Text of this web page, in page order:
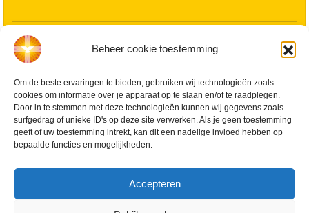
Beheer cookie toestemming
Om de beste ervaringen te bieden, gebruiken wij technologieën zoals
cookies om informatie over je apparaat op te slaan en/of te raadplegen.
Door in te stemmen met deze technologieën kunnen wij gegevens zoals
surfgedrag of unieke ID's op deze site verwerken. Als je geen toestemming
geeft of uw toestemming intrekt, kan dit een nadelige invloed hebben op
bepaalde functies en mogelijkheden.
Accepteren
Locatie kerk
ANBI informatie PGWD
Vrienden van de Grote Kerk
Info Kerkelijke gebouwen / koster
Redactiestatuut voor kerkblad en website
Beleid Veilige Kerk en gedragscode
Privacy
Cookiebeleid (EU)